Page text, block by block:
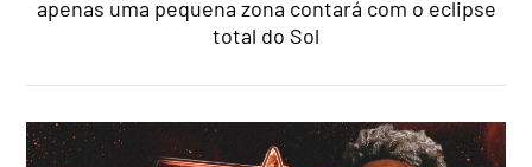
apenas uma pequena zona contará com o eclipse
total do Sol